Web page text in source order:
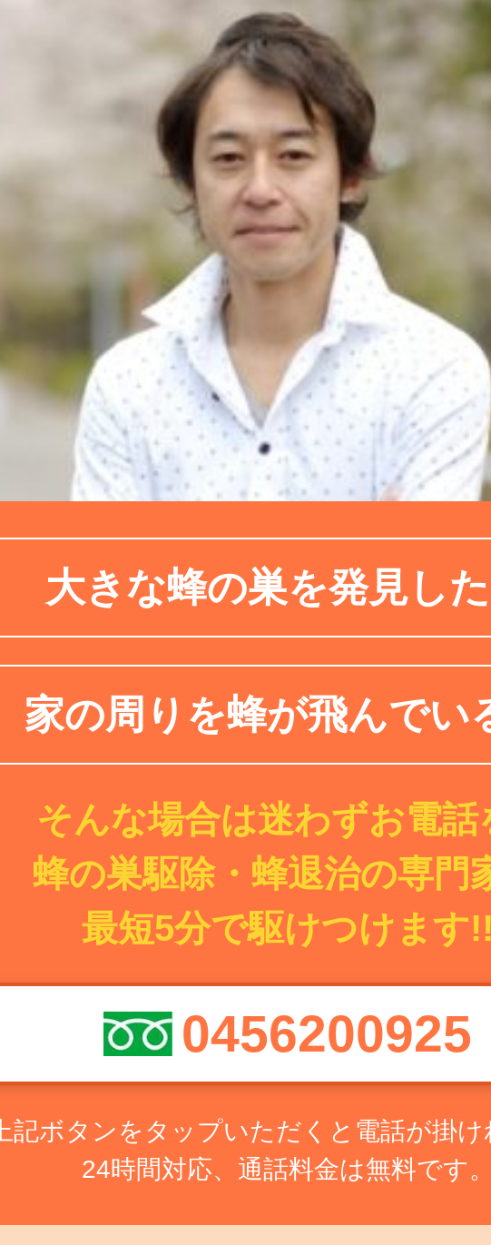
大きな蜂の巣を発見し
家の周りを蜂が飛んでい
そんな場合は迷わずお電話
蜂の巣駆除・蜂退治の専門
最短5分で駆けつけます
0456200925
上記ボタンをタップいただくと電話が掛
24時間対応、通話料金は無料です